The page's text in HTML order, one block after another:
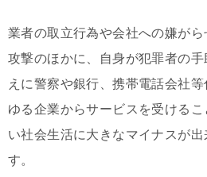
業者の取立行為や会社への嫌が
攻撃のほかに、自身が犯罪者の
えに警察や銀行、携帯電話会社
ゆる企業からサービスを受ける
い社会生活に大きなマイナスが
す。